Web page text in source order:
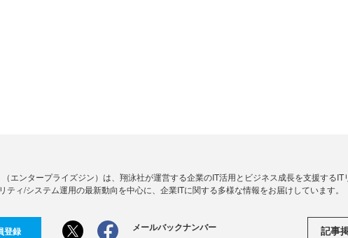
（エンタープライズジン）は、翔泳社が運営する企業のIT活用とビジネス成長を支援する
ティ/システム運用の最新動向を中心に、企業ITに関する多様な情報をお届けしています。
登録 メールバックナンバー 記事